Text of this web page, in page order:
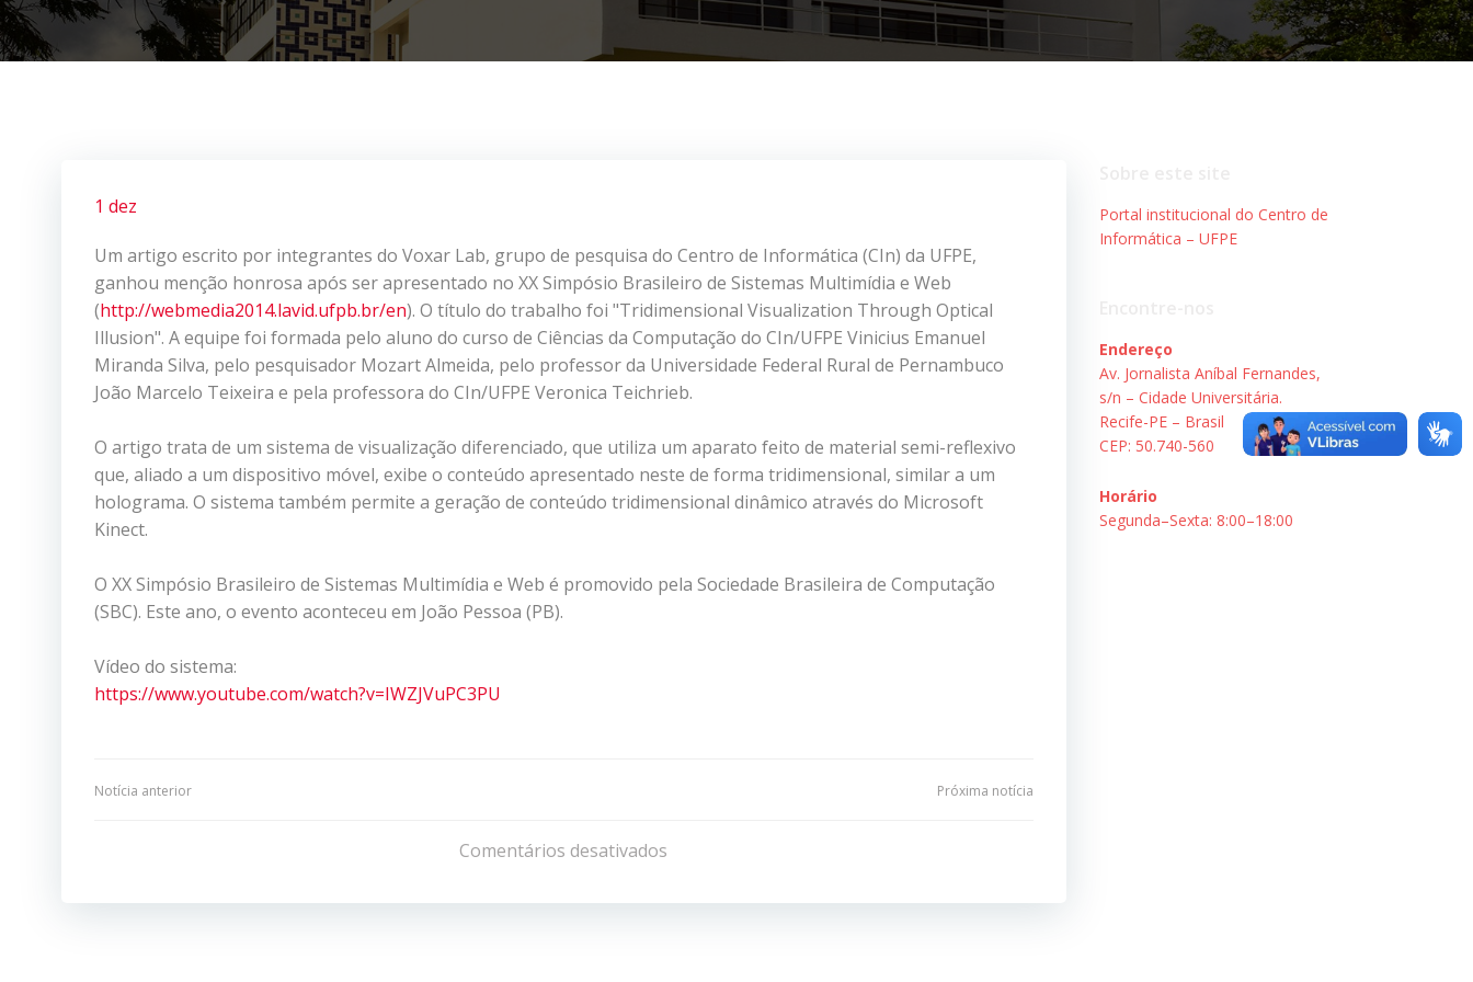
1 dez
Um artigo escrito por integrantes do Voxar Lab, grupo de pesquisa do Centro de Informática (CIn) da UFPE,
ganhou menção honrosa após ser apresentado no XX Simpósio Brasileiro de Sistemas Multimídia e Web
(http://webmedia2014.lavid.ufpb.br/en). O título do trabalho foi "Tridimensional Visualization Through Optical
Illusion". A equipe foi formada pelo aluno do curso de Ciências da Computação do CIn/UFPE Vinicius Emanuel
Miranda Silva, pelo pesquisador Mozart Almeida, pelo professor da Universidade Federal Rural de Pernambuco
João Marcelo Teixeira e pela professora do CIn/UFPE Veronica Teichrieb.
O artigo trata de um sistema de visualização diferenciado, que utiliza um aparato feito de material semi-reflexivo
que, aliado a um dispositivo móvel, exibe o conteúdo apresentado neste de forma tridimensional, similar a um
holograma. O sistema também permite a geração de conteúdo tridimensional dinâmico através do Microsoft
Kinect.
O XX Simpósio Brasileiro de Sistemas Multimídia e Web é promovido pela Sociedade Brasileira de Computação
(SBC). Este ano, o evento aconteceu em João Pessoa (PB).
Vídeo do sistema:
https://www.youtube.com/watch?v=IWZJVuPC3PU
Navegação
Post
Notícia anterior
de
Post
Próxima notícia
Comentários desativados
Portal institucional do Centro de
Informática – UFPE
Endereço
Av. Jornalista Aníbal Fernandes,
s/n – Cidade Universitária.
Recife-PE – Brasil
CEP: 50.740-560
Horário
Segunda–Sexta: 8:00–18:00